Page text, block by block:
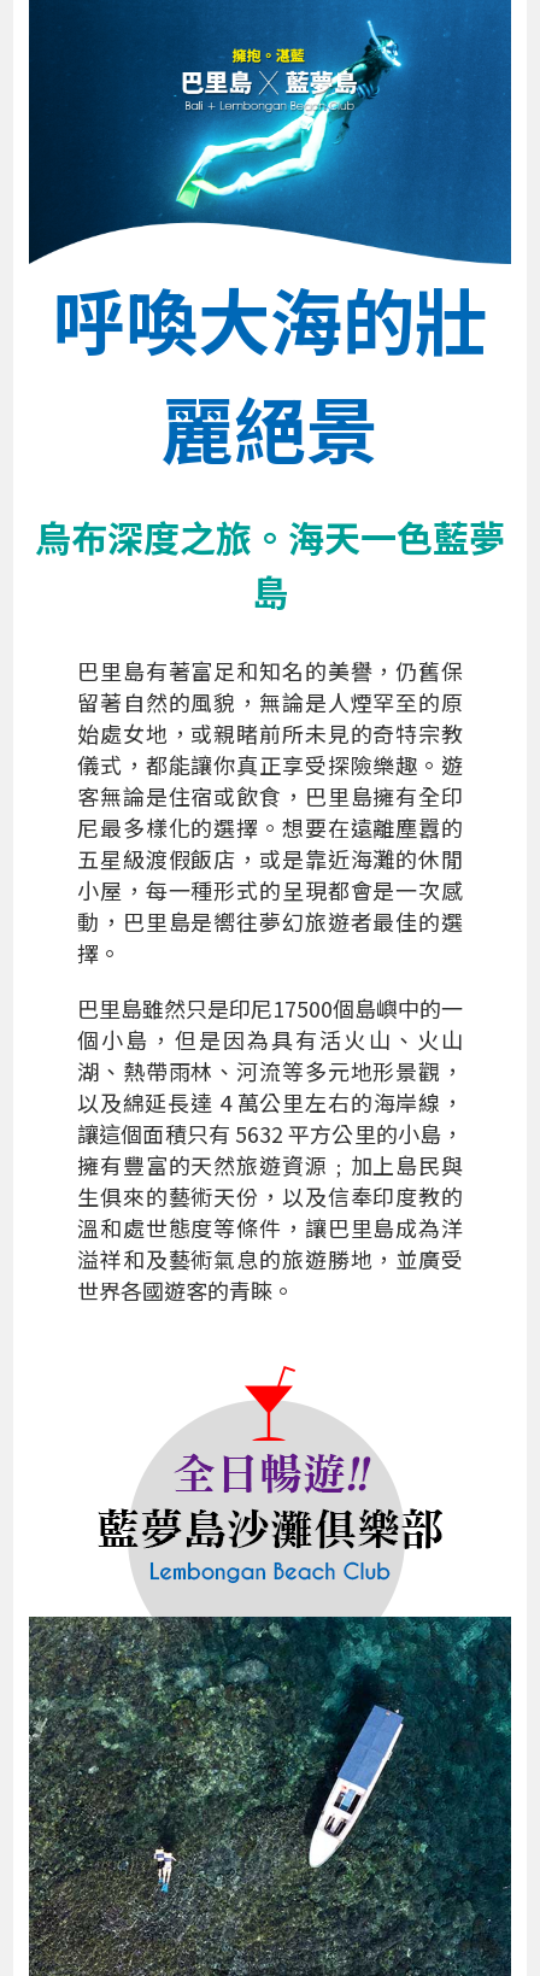
呼喚大海的壯
麗絕景
烏布深度之旅。海天一色藍夢
島
巴里島有著富足和知名的美譽，仍舊保
留著自然的風貌，無論是人煙罕至的原
始處女地，或親睹前所未見的奇特宗教
儀式，都能讓你真正享受探險樂趣。遊
客無論是住宿或飲食，巴里島擁有全印
尼最多樣化的選擇。想要在遠離塵囂的
五星級渡假飯店，或是靠近海灘的休閒
小屋，每一種形式的呈現都會是一次感
動，巴里島是嚮往夢幻旅遊者最佳的選
擇。
巴里島雖然只是印尼17500個島嶼中的一
個小島，但是因為具有活火山、火山
湖、熱帶雨林、河流等多元地形景觀，
以及綿延長達 4 萬公里左右的海岸線，
讓這個面積只有 5632 平方公里的小島，
擁有豐富的天然旅遊資源﹔加上島民與
生俱來的藝術天份，以及信奉印度教的
溫和處世態度等條件，讓巴里島成為洋
溢祥和及藝術氣息的旅遊勝地，並廣受
世界各國遊客的青睞。